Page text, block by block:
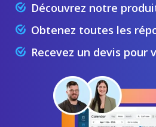
Découvrez notre
Obtenez toutes les
Recevez un devis pour